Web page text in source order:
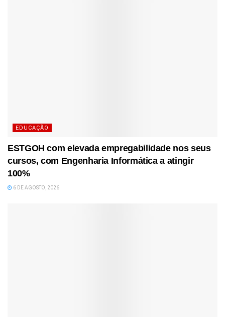
EDUCAÇÃO
ESTGOH com elevada empregabilidade nos seus
cursos, com Engenharia Informática a atingir
100%
6 DE AGOSTO, 2026